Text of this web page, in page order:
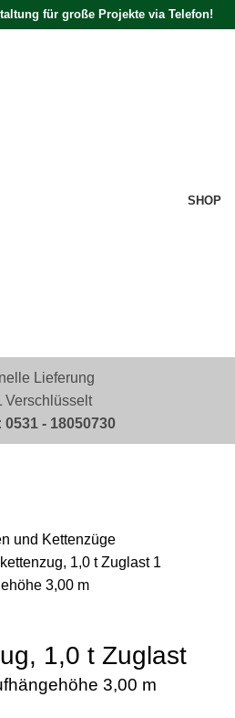
für große Projekte via Telefon!
SHOP
Lieferung
Verschlüsselt
0531 - 18050730
und Kettenzüge
1,0 t Zuglast 1
3,00 m
1,0 t Zuglast
3,00 m